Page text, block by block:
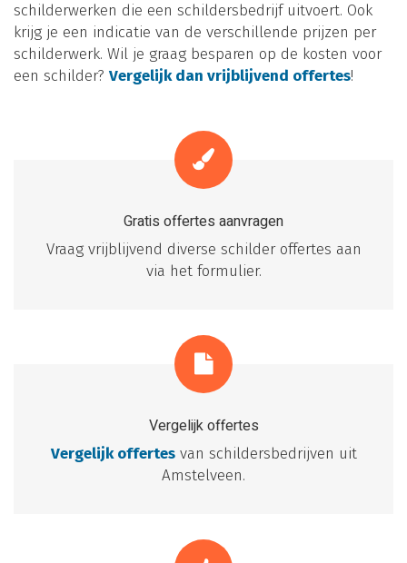
schilderwerken die een schildersbedrijf uitvoert. Ook
krijg je een indicatie van de verschillende prijzen per
schilderwerk. Wil je graag besparen op de kosten voor
een schilder? Vergelijk dan vrijblijvend offertes!
Gratis offertes aanvragen
Vraag vrijblijvend diverse schilder offertes aan
via het formulier.
Vergelijk offertes
Vergelijk offertesvan schildersbedrijven uit
Amstelveen.